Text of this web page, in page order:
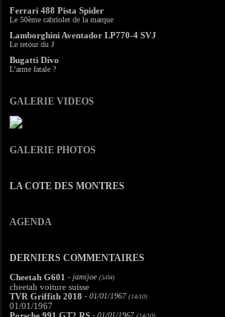
Ferrari 488 Pista Spider
Le 50ème cabriolet de la marque
Lamborghini Aventador LP770-4 SVJ
Le retour du J
Bugatti Divo
L'arme fatale ?
GALERIE VIDEOS
GALERIE PHOTOS
LA COTE DES MONTRES
AGENDA
DERNIERS COMMENTAIRES
Cheetah G601 - jamijoe (5/04)
cheetah voiture suisse
TVR Griffith 2018 - 01/01/1967 (14/10)
01/01/1967
- 01/01/1967